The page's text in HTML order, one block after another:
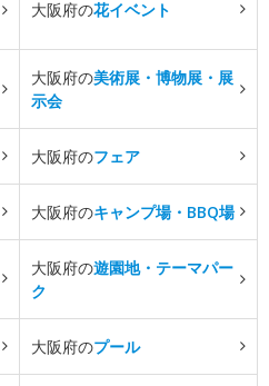
大阪府の花イベント
大阪府の美術展・博物展・展
示会
大阪府のフェア
大阪府のキャンプ場・BBQ場
大阪府の遊園地・テーマパー
ク
大阪府のプール